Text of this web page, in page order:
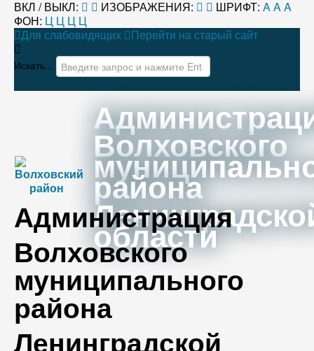
ВКЛ / ВЫКЛ: ИЗОБРАЖЕНИЯ: ШРИФТ: AAA
ФОН: Ц Ц Ц Ц
Для слабовидящих
Перейти на старый сайт
Искать...
Волховского
района
области
Администрация
Волховского
муниципального
района
Ленинградской